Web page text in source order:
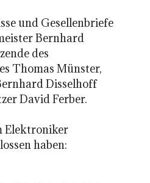
und Gesellenbriefe
Bernhard
des
Thomas Münster,
Disselhoff
David Ferber.
Elektroniker
haben: